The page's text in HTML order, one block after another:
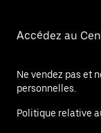
Accédez au
Ne vendez pas et
personnelles.
Politique relative